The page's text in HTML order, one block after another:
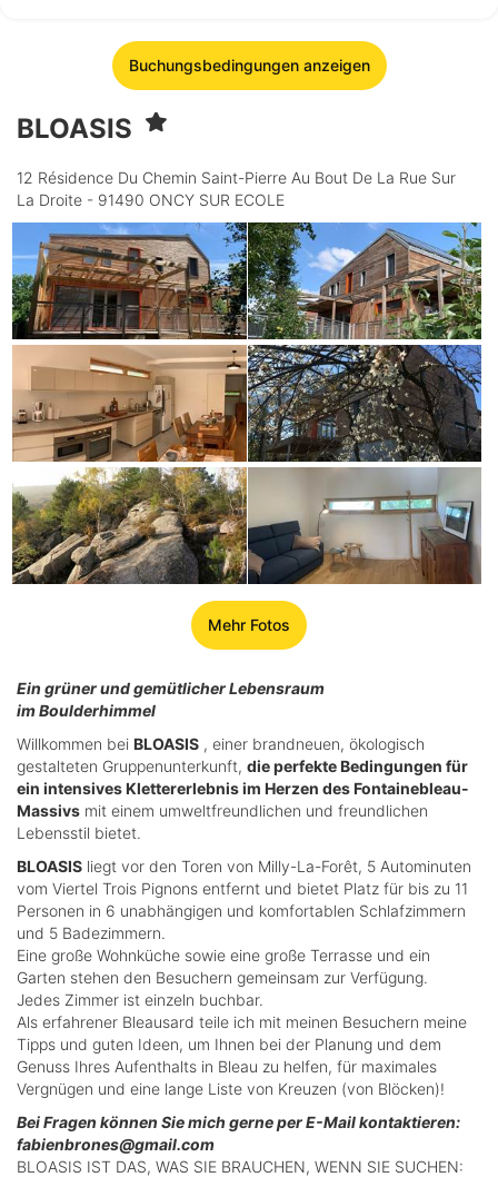
Buchungsbedingungen anzeigen
BLOASIS
12 Résidence Du Chemin Saint-Pierre Au Bout De La Rue Sur
La Droite - 91490 ONCY SUR ECOLE
Mehr Fotos
Ein grüner und gemütlicher Lebensraum
im Boulderhimmel
Willkommen bei BLOASIS , einer brandneuen, ökologisch
gestalteten Gruppenunterkunft, die perfekte Bedingungen für
ein intensives Klettererlebnis im Herzen des Fontainebleau-
Massivs mit einem umweltfreundlichen und freundlichen
Lebensstil bietet.
BLOASIS liegt vor den Toren von Milly-La-Forêt, 5 Autominuten
vom Viertel Trois Pignons entfernt und bietet Platz für bis zu 11
Personen in 6 unabhängigen und komfortablen Schlafzimmern
und 5 Badezimmern.
Eine große Wohnküche sowie eine große Terrasse und ein
Garten stehen den Besuchern gemeinsam zur Verfügung.
Jedes Zimmer ist einzeln buchbar.
Als erfahrener Bleausard teile ich mit meinen Besuchern meine
Tipps und guten Ideen, um Ihnen bei der Planung und dem
Genuss Ihres Aufenthalts in Bleau zu helfen, für maximales
Vergnügen und eine lange Liste von Kreuzen (von Blöcken)!
Bei Fragen können Sie mich gerne per E-Mail kontaktieren:
fabienbrones@gmail.com
BLOASIS IST DAS, WAS SIE BRAUCHEN, WENN SIE SUCHEN: